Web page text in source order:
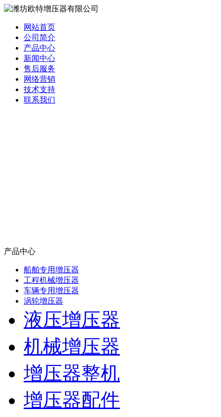
网站首页
公司简介
产品中心
新闻中心
售后服务
网络营销
技术支持
联系我们
产品中心
船舶专用增压器
工程机械增压器
车辆专用增压器
涡轮增压器
液压增压器
机械增压器
增压器整机
增压器配件